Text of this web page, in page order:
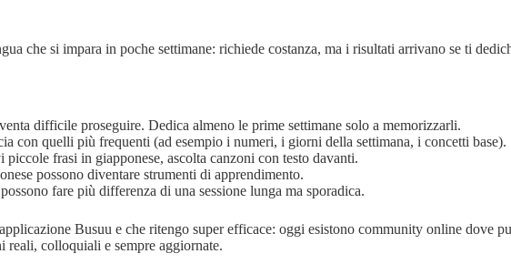
che si impara in poche settimane: richiede costanza, ma i risultati arrivano se ti
difficile proseguire. Dedica almeno le prime settimane solo a memorizzarli.
con quelli più frequenti (ad esempio i numeri, i giorni della settimana, i concetti base).
piccole frasi in giapponese, ascolta canzoni con testo davanti.
possono diventare strumenti di apprendimento.
fare più differenza di una sessione lunga ma sporadica.
Busuu e che ritengo super efficace: oggi esistono community online dove
reali, colloquiali e sempre aggiornate.